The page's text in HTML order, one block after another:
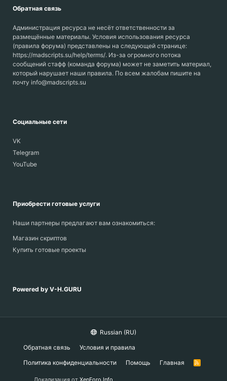
Обратная связь
Администрация ресурса не несёт ответственности за
размещённые материалы. Условия использования ресурса
(правила форума) представлены на следующей странице:
https://madscripts.su/help/terms/. Из-за огромного потока
сообщений стафф (команда форума) может не заметить материал,
который нарушает наши правила. По всем жалобам пишите на
почту info@madscripts.su
Социальные сети
VK
Telegram
YouTube
Приобрести готовые услуги
Наши партнеры предлагают вам ознакомиться:
Магазин скриптов
Купить готовые проекты
Powered by V-H.GURU
Russian (RU)
Обратная связь
Условия и правила
Политика конфиденциальности
Помощь Главная
R
Локализация от XenForo.Info